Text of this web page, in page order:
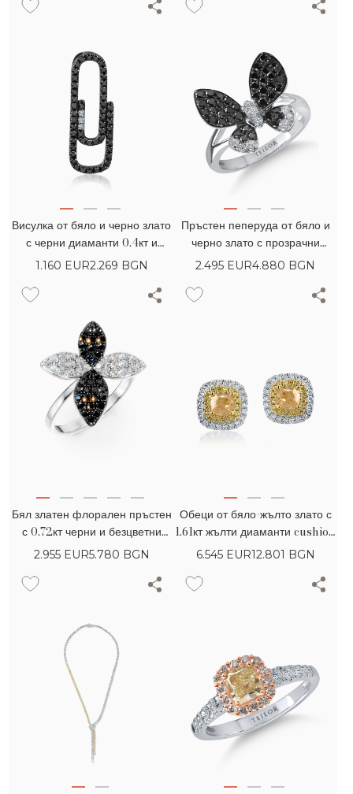
Висулка от бяло и черно злато
с черни диаманти 0.4кт и
прозрачни диаманти 0.02кт
1.160 EUR2.269 BGN
Пръстен пеперуда от бяло и
черно злато с прозрачни
диаманти 0.16кт и черни
2.495 EUR4.880 BGN
Бял златен флорален пръстен
с 0.72кт черни и безцветни
диаманти
2.955 EUR5.780 BGN
Обеци от бяло-жълто злато с
1.61кт жълти диаманти cushion
и кръгли и безцветни диаманти
6.545 EUR12.801 BGN